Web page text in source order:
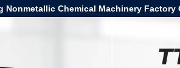
Nonmetallic Chemical Machinery Factory